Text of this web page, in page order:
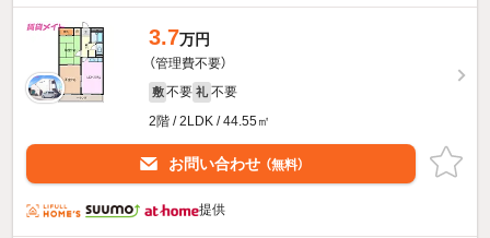
3.7万円
（管理費不要）
敷 不要 礼 不要
2階 / 2LDK / 44.55㎡
お問い合わせ （無料）
提供